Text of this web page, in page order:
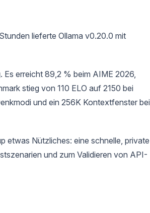
lieferte Ollama v0.20.0 mit
Es erreicht 89,2 % beim AIME 2026,
stieg von 110 ELO auf 2150 bei
und ein 256K Kontextfenster bei
etwas Nützliches: eine schnelle, private
und zum Validieren von API-